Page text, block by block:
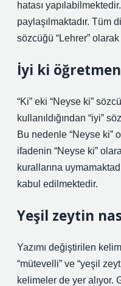
hatası
paylaşılmaktadır. Tüm
sözcüğü “Lehrer” olarak
İyi ki
“Ki” eki “Neyse ki”
kullanıldığından “iyi”
Bu nedenle “Neyse ki”
ifadenin “Neyse ki”
kurallarına
kabul edilmektedir.
Yeşil zeytin
Yazımı değiştirilen
“mütevelli” ve “yeşil
kelimeler de yer alıyor.